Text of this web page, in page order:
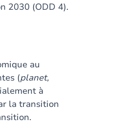
2030 (ODD 4).
au
(planet,
à
la transition